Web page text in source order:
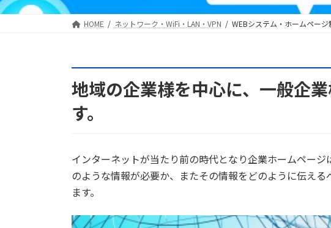
HOME ネットワーク・WiFi・LAN・VPN WEBシステム・ホームページ
地域の企業様を中心に、一般企
す。
インターネットが当たり前の時代となり企業ホームペー
のような情報が必要か、またその情報をどのように伝え
ます。